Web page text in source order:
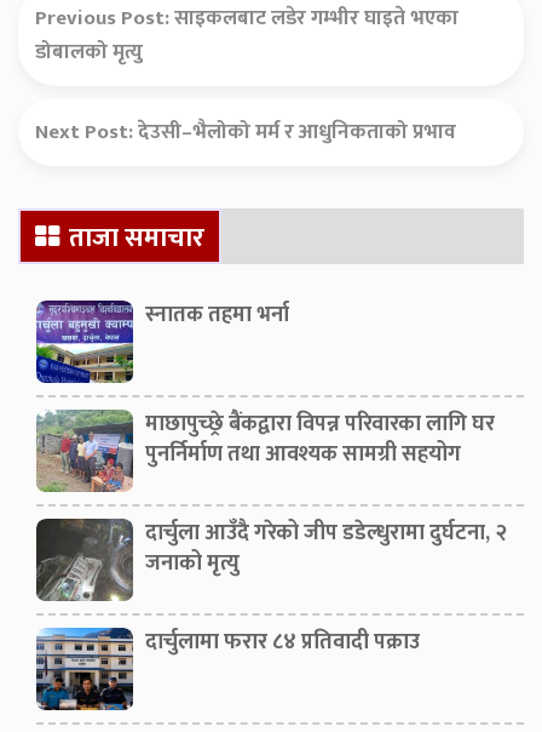
Previous Post:साइकलबाट लडेर गम्भीर घाइते भएका
डोबालको मृत्यु
Next Post:देउसी–भैलोको मर्म र आधुनिकताको प्रभाव
Secondary
Sidebarताजा समाचार
स्नातक तहमा भर्ना
माछापुच्छ्रे बैंकद्वारा विपन्न परिवारका लागि घर
पुनर्निर्माण तथा आवश्यक सामग्री सहयोग
दार्चुला आउँदै गरेको जीप डडेल्धुरामा दुर्घटना, २
जनाको मृत्यु
दार्चुलामा फरार ८४ प्रतिवादी पक्राउ